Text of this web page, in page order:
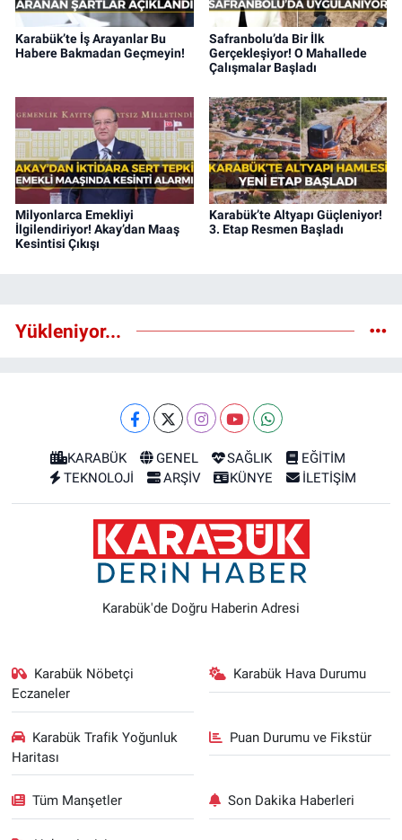
Karabük’te İş Arayanlar Bu
Habere Bakmadan Geçmeyin!
Safranbolu’da Bir İlk
Gerçekleşiyor! O Mahallede
Çalışmalar Başladı
Milyonlarca Emekliyi
İlgilendiriyor! Akay’dan Maaş
Kesintisi Çıkışı
Karabük’te Altyapı Güçleniyor!
3. Etap Resmen Başladı
Yükleniyor...
KARABÜK GENEL SAĞLIK
EĞİTİM
TEKNOLOJİ
ARŞİV KÜNYE İLETİŞİM
Karabük'de Doğru Haberin Adresi
Karabük Nöbetçi
Eczaneler
Karabük Hava Durumu
Karabük Trafik Yoğunluk
Haritası
Puan Durumu ve Fikstür
Tüm Manşetler Son Dakika Haberleri